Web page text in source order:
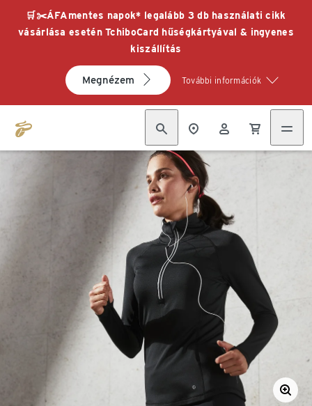
🛒✂️ÁFAmentes napok* legalább 3 db használati cikk
vásárlása esetén TchiboCard hűségkártyával & ingyenes
kiszállítás
Megnézem További információk